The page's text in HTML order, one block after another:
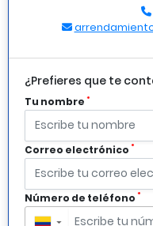
¿Prefieres que te
Tu nombre *
Correo electrónico *
Número de teléfono *
▼